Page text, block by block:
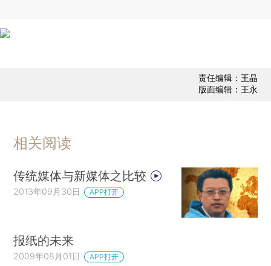
责任编辑：王晶
版面编辑：王永
相关阅读
传统媒体与新媒体之比较
2013年09月30日 APP打开
报纸的未来
2009年08月01日 APP打开